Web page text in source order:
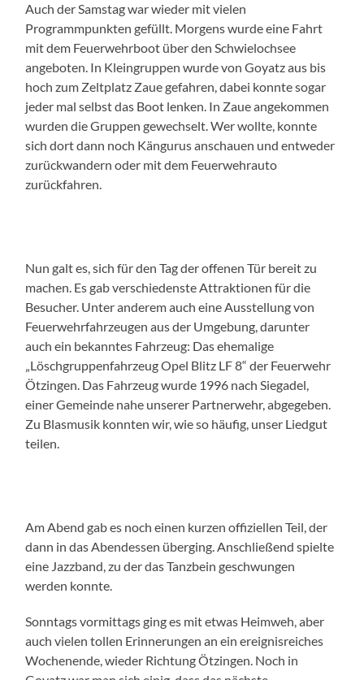
Auch der Samstag war wieder mit vielen
Programmpunkten gefüllt. Morgens wurde eine Fahrt
mit dem Feuerwehrboot über den Schwielochsee
angeboten. In Kleingruppen wurde von Goyatz aus bis
hoch zum Zeltplatz Zaue gefahren, dabei konnte sogar
jeder mal selbst das Boot lenken. In Zaue angekommen
wurden die Gruppen gewechselt. Wer wollte, konnte
sich dort dann noch Kängurus anschauen und entweder
zurückwandern oder mit dem Feuerwehrauto
zurückfahren.
Nun galt es, sich für den Tag der offenen Tür bereit zu
machen. Es gab verschiedenste Attraktionen für die
Besucher. Unter anderem auch eine Ausstellung von
Feuerwehrfahrzeugen aus der Umgebung, darunter
auch ein bekanntes Fahrzeug: Das ehemalige
„Löschgruppenfahrzeug Opel Blitz LF 8“ der Feuerwehr
Ötzingen. Das Fahrzeug wurde 1996 nach Siegadel,
einer Gemeinde nahe unserer Partnerwehr, abgegeben.
Zu Blasmusik konnten wir, wie so häufig, unser Liedgut
teilen.
Am Abend gab es noch einen kurzen offiziellen Teil, der
dann in das Abendessen überging. Anschließend spielte
eine Jazzband, zu der das Tanzbein geschwungen
werden konnte.
Sonntags vormittags ging es mit etwas Heimweh, aber
auch vielen tollen Erinnerungen an ein ereignisreiches
Wochenende, wieder Richtung Ötzingen. Noch in